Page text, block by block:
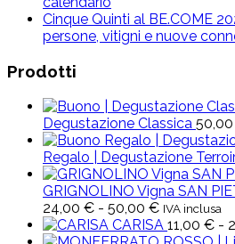
Cinque Quinti al BE.COME
persone, vitigni e nuove
Prodotti
Degustazione Classica 50,00
Regalo | Degustazione
GRIGNOLINO Vigna SAN
24,00 € - 50,00 €Fascia
di
prezzo:
IVA inclusa
CARISA 11,00 € -